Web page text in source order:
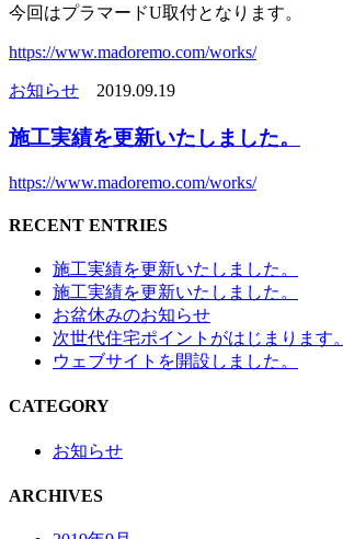
今回はプラマードU取付となります。
https://www.madoremo.com/works/
お知らせ 2019.09.19
施工実績を更新いたしました。
https://www.madoremo.com/works/
RECENT ENTRIES
施工実績を更新いたしました。
施工実績を更新いたしました。
お盆休みのお知らせ
次世代住宅ポイントがはじまります。
ウェブサイトを開設しました。
CATEGORY
お知らせ
ARCHIVES